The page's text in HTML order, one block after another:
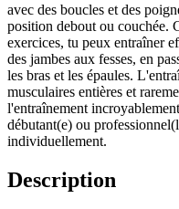
avec des boucles et des
position debout ou couchée.
exercices, tu peux entraîner
des jambes aux fesses, en
les bras et les épaules.
musculaires entières et
l'entraînement
débutant(e) ou
individuellement.
Description